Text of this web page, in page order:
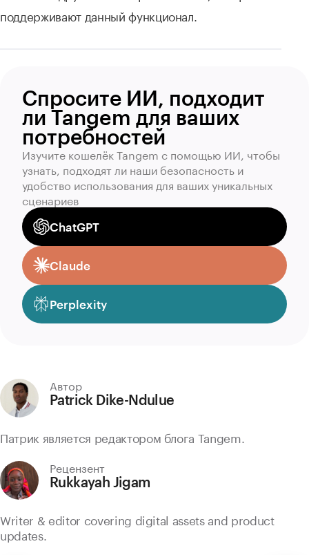
поддерживают данный функционал.
Спросите ИИ, подходит
ли Tangem для ваших
потребностей
Изучите кошелёк Tangem с помощью ИИ, чтобы
узнать, подходят ли наши безопасность и
удобство использования для ваших уникальных
сценариев
ChatGPT
Claude
Perplexity
Автор
Patrick Dike-Ndulue
Патрик является редактором блога Tangem.
Рецензент
Rukkayah Jigam
Writer & editor covering digital assets and product
updates.